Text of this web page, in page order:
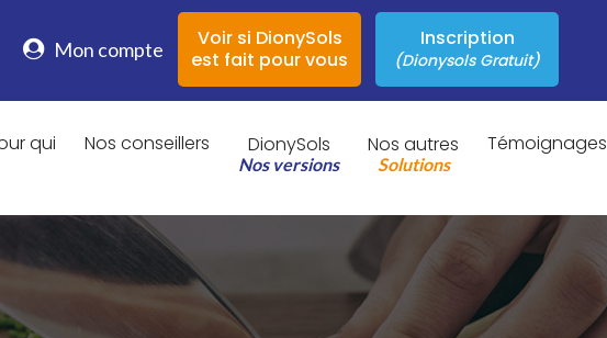
Mon compte
Voir si DionySols
est fait pour vous
Inscription
(Dionysols Gratuit)
qui Nos conseillers DionySols
Nos versions
Nos autres
Solutions
Témoignages